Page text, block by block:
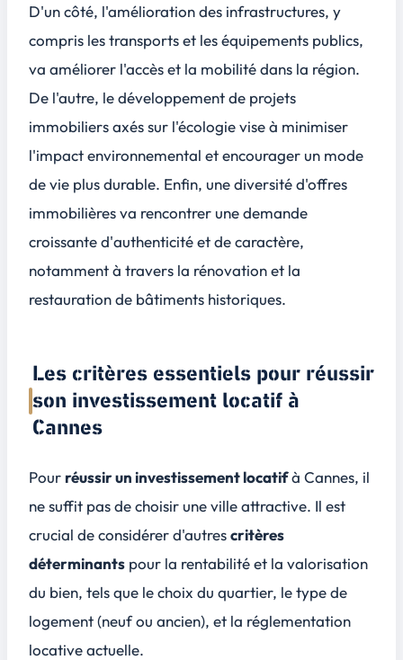
D'un côté, l'amélioration des infrastructures, y
compris les transports et les équipements publics,
va améliorer l'accès et la mobilité dans la région.
De l'autre, le développement de projets
immobiliers axés sur l'écologie vise à minimiser
l'impact environnemental et encourager un mode
de vie plus durable. Enfin, une diversité d'offres
immobilières va rencontrer une demande
croissante d'authenticité et de caractère,
notamment à travers la rénovation et la
restauration de bâtiments historiques.
Les critères essentiels pour réussir
son investissement locatif à
Cannes
Pour réussir un investissement locatifà Cannes, il
ne suffit pas de choisir une ville attractive. Il est
crucial de considérer d'autrescritères
déterminants pour la rentabilitéet la valorisation
du bien, tels que le choix du quartier, le type de
logement (neuf ou ancien), et la réglementation
locative actuelle.